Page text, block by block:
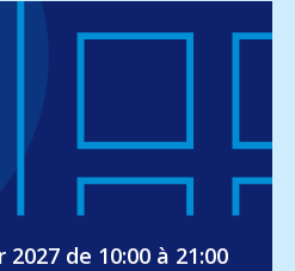
de 10:00 à 21:00